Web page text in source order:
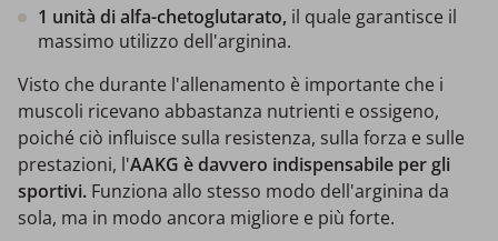
1 unità di alfa-chetoglutarato, il quale garantisce il
massimo utilizzo dell'arginina.
Visto che durante l'allenamento è importante che i
muscoli ricevano abbastanza nutrienti e ossigeno,
poiché ciò influisce sulla resistenza, sulla forza e sulle
prestazioni, l'AAKG è davvero indispensabile per gli
sportivi. Funziona allo stesso modo dell'arginina da
sola, ma in modo ancora migliore e più forte.